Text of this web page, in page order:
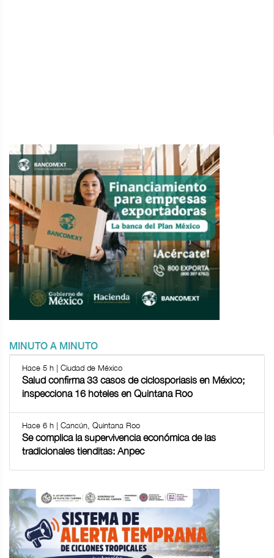
MINUTO A MINUTO
Hace 5 h | Ciudad de México
Salud confirma 33 casos de ciclosporiasis en México;
inspecciona 16 hoteles en Quintana Roo
Hace 6 h | Cancún, Quintana Roo
Se complica la supervivencia económica de las
tradicionales tienditas: Anpec